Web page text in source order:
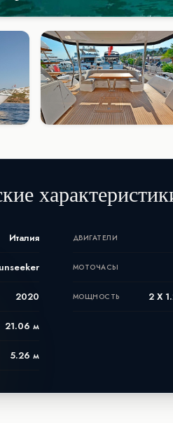
Италия
2020
21.06 м
5.26 м
ДВИГАТЕЛИ
МОТОЧАСЫ
МОЩНОСТЬ 2 X